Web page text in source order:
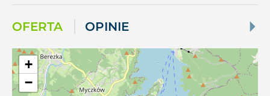
OFERTA OPINIE
+
−